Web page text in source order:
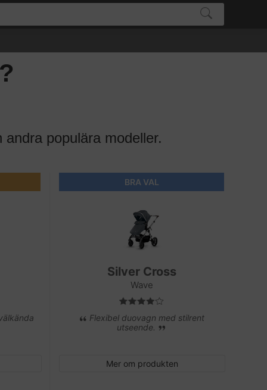
populära modeller.
BRA VAL
Silver Cross
Wave
Flexibel duovagn med stilrent
utseende.
Mer om produkten